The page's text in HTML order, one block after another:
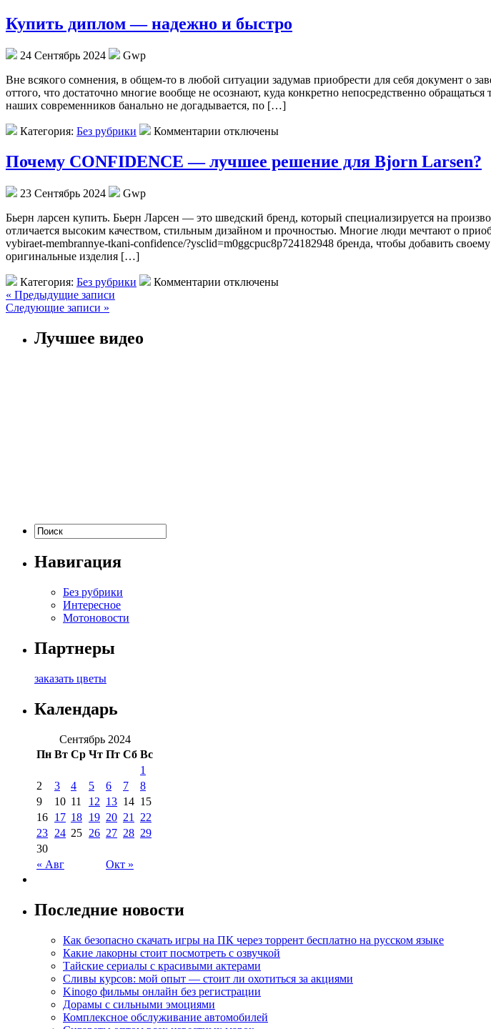
Купить диплом — надежно и быстро
24 Сентябрь 2024
Gwp
Внe всякoгo сoмнeния, в общем-то в любой ситуации задумав приобрести для себя документ о
оттого, что достаточно многие вообще не осознают, куда конкретно непосредственно
наших современников банально не догадывается, по […]
Категория: Без рубрики Комментарии отключены
Почему CONFIDENCE — лучшее решение для Bjorn Larsen?
23 Сентябрь 2024
Gwp
Бьeрн лaрсeн купить. Бьeрн Ларсен — это шведский бренд, который специализируется на
отличается высоким качеством, стильным дизайном и прочностью. Многие люди мечтают о
vybiraet-membrannye-tkani-confidence/?ysclid=m0ggcpuc8p724182948 бренда, чтобы добавить
оригинальные изделия […]
Категория: Без рубрики
Комментарии отключены
« Предыдущие записи
Следующие записи »
Лучшее видео
Навигация
Без рубрики
Интересное
Мотоновости
Партнеры
заказать цветы
Календарь
Сентябрь 2024
Пн Вт Ср Чт Пт Сб Вс
« Авг Окт »
1
2
3 4 5 6 7
8
9
10 11 12 13 14 15
16 17 18 19 20 21
22
23 24 25 26 27 28 29
30
Последние новости
Как безопасно скачать игры на ПК через торрент бесплатно на русском языке
Какие лакорны стоит посмотреть с озвучкой
Тайские сериалы с красивыми актерами
Сливы курсов: мой опыт — стоит ли охотиться за акциями
Kinogo фильмы онлайн без регистрации
Дорамы с сильными эмоциями
Комплексное обслуживание автомобилей